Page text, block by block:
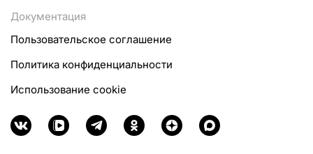
Документация
Пользовательское соглашение
Политика конфиденциальности
Использование cookie